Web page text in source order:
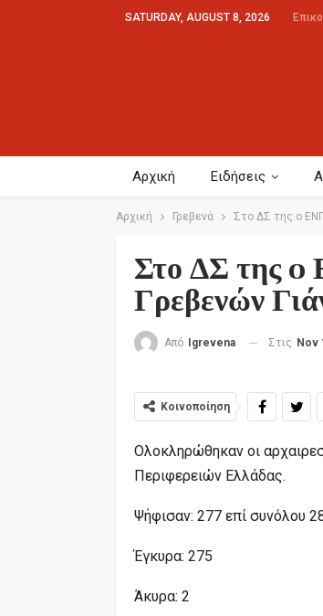
SATURDAY, AUGUST 8, 2026
Αρχική Ειδήσεις
Αρχική Γρεβενά Στο ΔΣ της o
Στο ΔΣ της o
Γρεβενών
Από Igrevena Στις Nov
Κοινοποίηση
Ολοκληρώθηκαν οι
Περιφερειών Ελλάδας.
Ψήφισαν: 277 επί συνόλου
Έγκυρα: 275
Άκυρα: 2